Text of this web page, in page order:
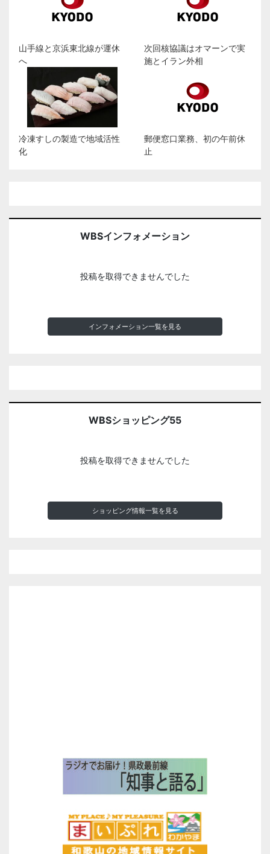
山手線と京浜東北線が運休
へ
次回核協議はオマーンで実
施とイラン外相
冷凍すしの製造で地域活性
化
郵便窓口業務、初の午前休
止
WBSインフォメーション
投稿を取得できませんでした
インフォメーション一覧を見る
WBSショッピング55
投稿を取得できませんでした
ショッピング情報一覧を見る